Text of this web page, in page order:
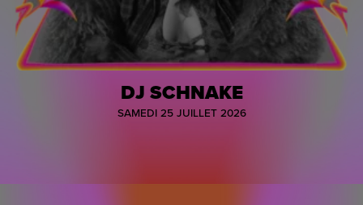
DJ SCHNAKE
SAMEDI 25 JUILLET 2026